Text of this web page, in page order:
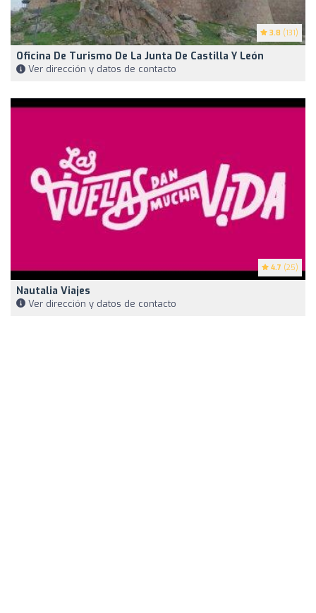
3.8 (131)
Oficina De Turismo De La Junta De Castilla Y León
Ver dirección y datos de contacto
4.7 (25)
Nautalia Viajes
Ver dirección y datos de contacto